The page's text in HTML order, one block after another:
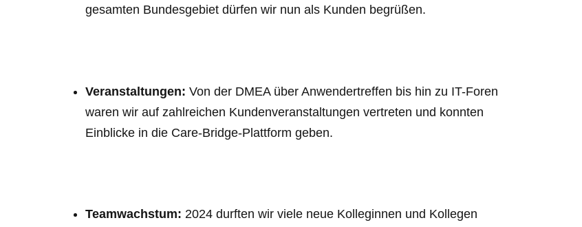
gesamten Bundesgebiet dürfen wir nun als Kunden begrüßen.
Veranstaltungen: Von der DMEA über Anwendertreffen bis hin zu IT-Foren
waren wir auf zahlreichen Kundenveranstaltungen vertreten und konnten
Einblicke in die Care-Bridge-Plattform geben.
Teamwachstum: 2024 durften wir viele neue Kolleginnen und Kollegen